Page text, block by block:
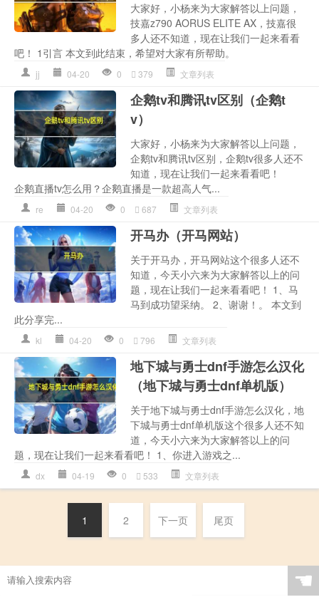
大家好，小杨来为大家解答以上问题，
技嘉z790 AORUS ELITE AX，技嘉很
多人还不知道，现在让我们一起来看看
吧！ 1引言 本文到此结束，希望对大家有所帮助。
jj 04-20 0 379 文章列表
企鹅tv和腾讯tv区别（企鹅t
v）
大家好，小杨来为大家解答以上问题，
企鹅tv和腾讯tv区别，企鹅tv很多人还不
知道，现在让我们一起来看看吧！
企鹅直播tv怎么用？企鹅直播是一款超高人气...
re 04-20 0 687 文章列表
开马办（开马网站）
关于开马办，开马网站这个很多人还不
知道，今天小六来为大家解答以上的问
题，现在让我们一起来看看吧！ 1、马
马到成功望采纳。 2、谢谢！。 本文到
此分享完...
kl 04-20 0 796 文章列表
地下城与勇士dnf手游怎么汉化
（地下城与勇士dnf单机版）
关于地下城与勇士dnf手游怎么汉化，地
下城与勇士dnf单机版这个很多人还不知
道，今天小六来为大家解答以上的问
题，现在让我们一起来看看吧！ 1、你进入游戏之...
dx 04-19 0 533 文章列表
1 2 下一页 尾页
☚